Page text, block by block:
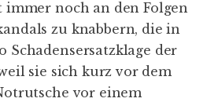
immer noch an den Folgen
zu knabbern, die in
Schadensersatzklage der
sie sich kurz vor dem
vor einem